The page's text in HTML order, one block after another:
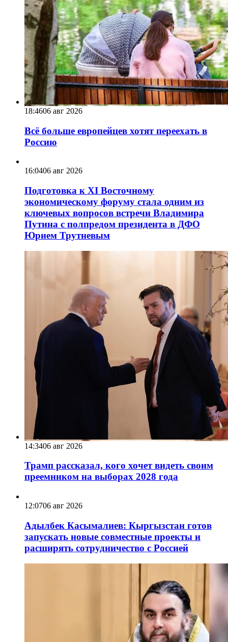
18:4606 авг 2026
Всё больше европейцев хотят переехать в
Россию
16:0406 авг 2026
Подготовка к XI Восточному
экономическому форуму стала одним из
ключевых вопросов встречи Владимира
Путина с полпредом президента в ДФО
Юрием Трутневым
14:3406 авг 2026
Трамп рассказал, кого хочет видеть своим
преемником на выборах 2028 года
12:0706 авг 2026
Адылбек Касымалиев: Кыргызстан готов
запускать новые совместные проекты и
расширять сотрудничество с Россией